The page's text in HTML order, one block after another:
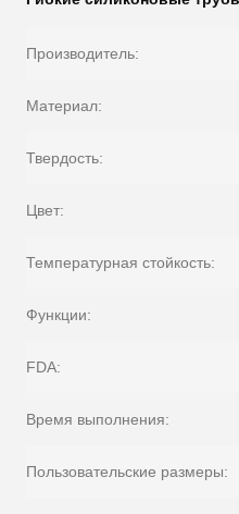
Производитель:
Материал:
Твердость:
Цвет:
Температурная стойкость:
Функции:
FDA:
Время выполнения:
Пользовательские размеры: